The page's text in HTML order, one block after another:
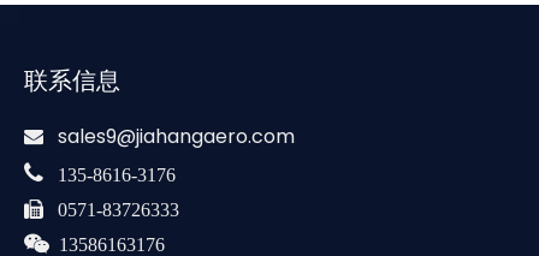
联系信息
 sales9@jiahangaero.com
 135-8616-3176
 0571-83726333
 13586163176